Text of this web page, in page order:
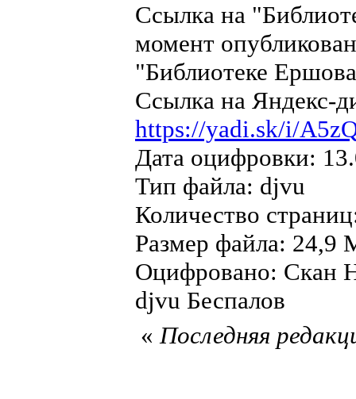
Ссылка на
момент
"Библиотеке
Ссылка на Яндекс-
https://yadi.sk/i/
Дата оцифровки:
Тип файла: djvu
Количество
Размер файла: 24,9
Оцифровано: Скан
djvu Беспалов
«Последняя